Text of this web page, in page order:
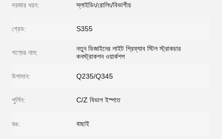
দরজার ধরন: স্লাইডিং/রোলিং/বিভাগীয়
গ্রেড: S355
পণ্যের নাম:
নতুন ডিজাইনের লাইট প্রিফ্যাব স্টিল স্ট্রাকচার
কনস্ট্রাকশন ওয়ার্কশপ
উপাদান: Q235/Q345
পুর্লিন: C/Z বিভাগ ইস্পাত
রঙ: বাছাই